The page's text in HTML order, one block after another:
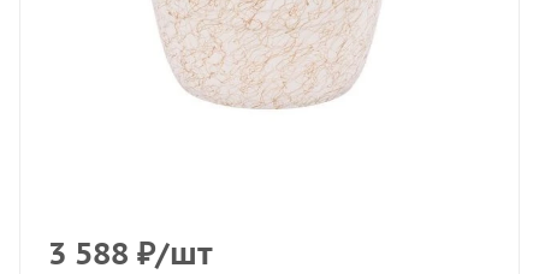
3 588 ₽/шт